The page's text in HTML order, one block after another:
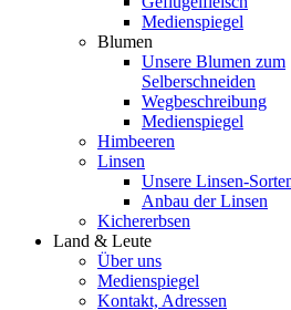
Medienspiegel
Blumen
Unsere Blumen zum
Selberschneiden
Wegbeschreibung
Medienspiegel
Himbeeren
Linsen
Unsere Linsen-
Anbau der Linsen
Kichererbsen
Land & Leute
Über uns
Medienspiegel
Kontakt, Adressen